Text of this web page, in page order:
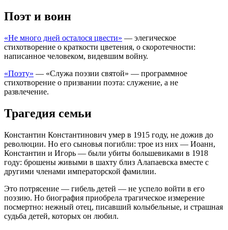
Поэт и воин
«Не много дней осталося цвести» — элегическое
стихотворение о краткости цветения, о скоротечности:
написанное человеком, видевшим войну.
«Поэту» — «Служа поэзии святой» — программное
стихотворение о призвании поэта: служение, а не
развлечение.
Трагедия семьи
Константин Константинович умер в 1915 году, не дожив до
революции. Но его сыновья погибли: трое из них — Иоанн,
Константин и Игорь — были убиты большевиками в 1918
году: брошены живыми в шахту близ Алапаевска вместе с
другими членами императорской фамилии.
Это потрясение — гибель детей — не успело войти в его
поэзию. Но биография приобрела трагическое измерение
посмертно: нежный отец, писавший колыбельные, и страшная
судьба детей, которых он любил.